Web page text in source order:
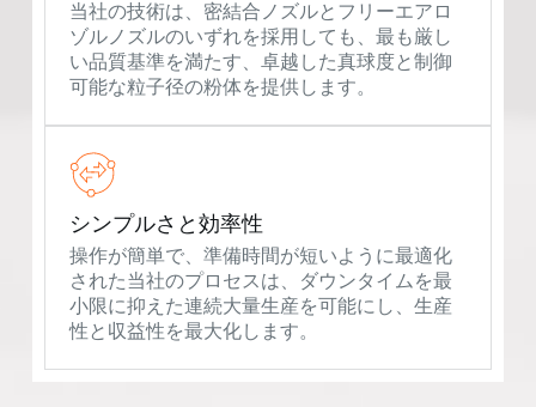
当社の技術は、密結合ノズルとフリーエアロ
ゾルノズルのいずれを採用しても、最も厳し
い品質基準を満たす、卓越した真球度と制御
可能な粒子径の粉体を提供します。
シンプルさと効率性
操作が簡単で、準備時間が短いように最適化
された当社のプロセスは、ダウンタイムを最
小限に抑えた連続大量生産を可能にし、生産
性と収益性を最大化します。